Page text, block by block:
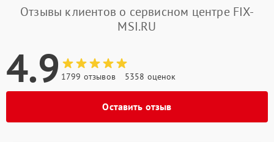
Отзывы клиентов о сервисном центре FIX-
MSI.RU
4.9 1799 отзывов 5358 оценок
Оставить отзыв